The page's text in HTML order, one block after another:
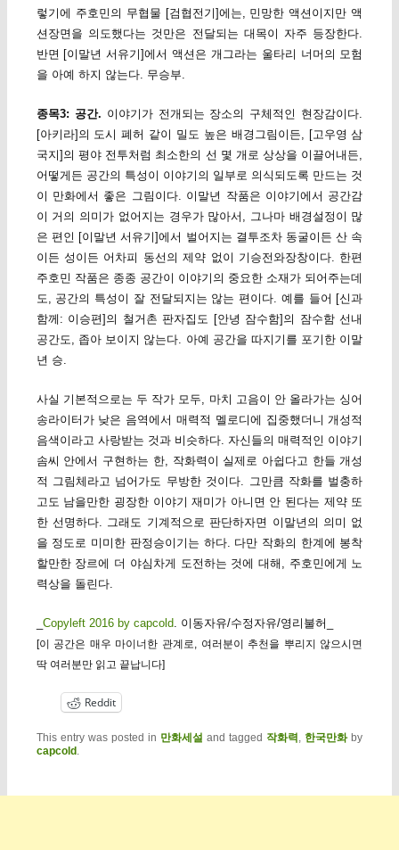
렇기에 주호민의 무협물 [검협전기]에는, 민망한 액션이지만 액
션장면을 의도했다는 것만은 전달되는 대목이 자주 등장한다.
반면 [이말년 서유기]에서 액션은 개그라는 울타리 너머의 모험
을 아예 하지 않는다. 무승부.
종목3: 공간. 이야기가 전개되는 장소의 구체적인 현장감이다.
[아키라]의 도시 폐허 같이 밀도 높은 배경그림이든, [고우영 삼
국지]의 평야 전투처럼 최소한의 선 몇 개로 상상을 이끌어내든,
어떻게든 공간의 특성이 이야기의 일부로 의식되도록 만드는 것
이 만화에서 좋은 그림이다. 이말년 작품은 이야기에서 공간감
이 거의 의미가 없어지는 경우가 많아서, 그나마 배경설정이 많
은 편인 [이말년 서유기]에서 벌어지는 결투조차 동굴이든 산 속
이든 성이든 어차피 동선의 제약 없이 기승전와장창이다. 한편
주호민 작품은 종종 공간이 이야기의 중요한 소재가 되어주는데
도, 공간의 특성이 잘 전달되지는 않는 편이다. 예를 들어 [신과
함께: 이승편]의 철거촌 판자집도 [안녕 잠수함]의 잠수함 선내
공간도, 좁아 보이지 않는다. 아예 공간을 따지기를 포기한 이말
년 승.
사실 기본적으로는 두 작가 모두, 마치 고음이 안 올라가는 싱어
송라이터가 낮은 음역에서 매력적 멜로디에 집중했더니 개성적
음색이라고 사랑받는 것과 비슷하다. 자신들의 매력적인 이야기
솜씨 안에서 구현하는 한, 작화력이 실제로 아쉽다고 한들 개성
적 그림체라고 넘어가도 무방한 것이다. 그만큼 작화를 벌충하
고도 남을만한 굉장한 이야기 재미가 아니면 안 된다는 제약 또
한 선명하다. 그래도 기계적으로 판단하자면 이말년의 의미 없
을 정도로 미미한 판정승이기는 하다. 다만 작화의 한계에 봉착
할만한 장르에 더 야심차게 도전하는 것에 대해, 주호민에게 노
력상을 돌린다.
Copyleft 2016 by capcold. 이동자유/수정자유/영리불허_
[이 공간은 매우 마이너한 관계로, 여러분이 추천을 뿌리지 않으시면
딱 여러분만 읽고 끝납니다]
Reddit
This entry was posted in 만화세설 and tagged 작화력 , 한국만화by
capcold .